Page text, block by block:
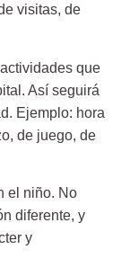
visitas, de
que
Así seguirá
Ejemplo: hora
de juego, de
el niño. No
diferente, y
y